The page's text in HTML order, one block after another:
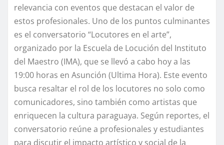
relevancia con eventos que destacan el valor de
estos profesionales. Uno de los puntos culminantes
es el conversatorio “Locutores en el arte”,
organizado por la Escuela de Locución del Instituto
del Maestro (IMA), que se llevó a cabo hoy a las
19:00 horas en Asunción (Ultima Hora). Este evento
busca resaltar el rol de los locutores no solo como
comunicadores, sino también como artistas que
enriquecen la cultura paraguaya. Según reportes, el
conversatorio reúne a profesionales y estudiantes
para discutir el impacto artístico y social de la